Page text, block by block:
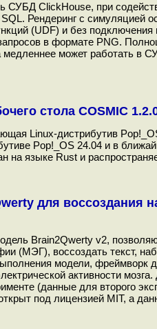
СУБД ClickHouse, при
Рендеринг с симуляцией
(UDF) и без
в формате PNG.
может работать в
стола COSMIC
Linux-дистрибутив
Pop!_OS 24.04 и в
на языке Rust и
для воссоздания
Brain2Qwerty v2,
(МЭГ), воссоздать текст,
модели, фреймворк
активности
(данные для второго
под лицензией MIT, а